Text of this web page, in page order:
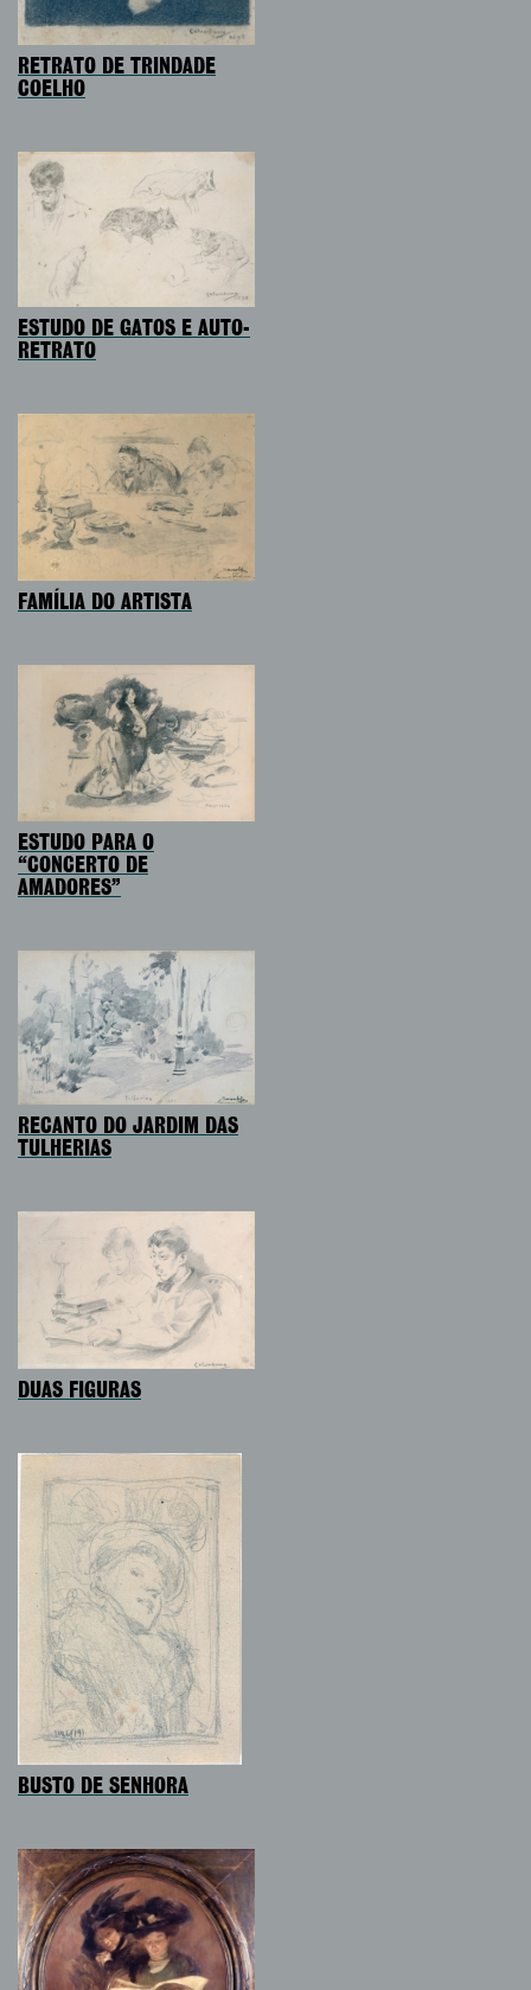
RETRATO DE TRINDADE
COELHO
ESTUDO DE GATOS E AUTO-
RETRATO
FAMÍLIA DO ARTISTA
ESTUDO PARA O
“CONCERTO DE
AMADORES”
RECANTO DO JARDIM DAS
TULHERIAS
DUAS FIGURAS
BUSTO DE SENHORA